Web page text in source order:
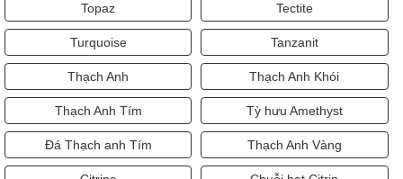
Topaz Tectite
Turquoise Tanzanit
Thạch Anh Thạch Anh Khói
Thạch Anh Tím Tỳ hưu Amethyst
Đá Thạch anh Tím Thạch Anh Vàng